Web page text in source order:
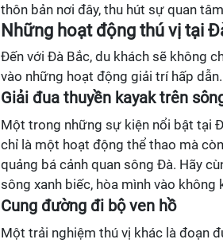
thôn bản nơi đây, thu hút sự quan
Những hoạt động thú vị tại
Đến với Đà Bắc, du khách sẽ không
vào những hoạt động giải trí hấp dẫn.
Giải đua thuyền kayak trên
Một trong những sự kiện nổi bật tại
chỉ là một hoạt động thể thao mà
quảng bá cảnh quan sông Đà. Hãy
sông xanh biếc, hòa mình vào không
Cung đường đi bộ ven hồ
Một trải nghiệm thú vị khác là đoạn